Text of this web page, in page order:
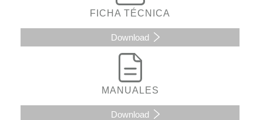
FICHA TÉCNICA
Download
MANUALES
Download